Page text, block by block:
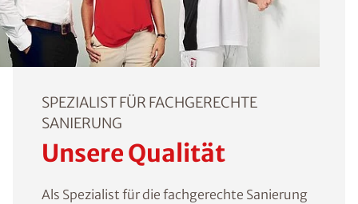
SPEZIALIST FÜR FACHGERECHTE
SANIERUNG
Unsere Qualität
Als Spezialist für die fachgerechte Sanierung